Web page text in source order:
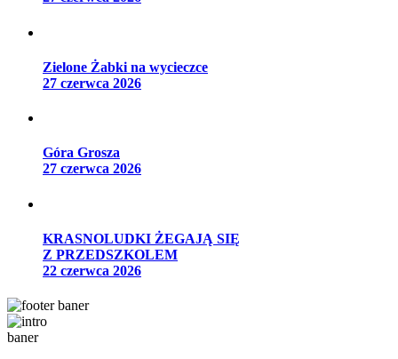
Zielone Żabki na wycieczce
27 czerwca 2026
Góra Grosza
27 czerwca 2026
KRASNOLUDKI ŻEGAJĄ SIĘ
Z PRZEDSZKOLEM
22 czerwca 2026